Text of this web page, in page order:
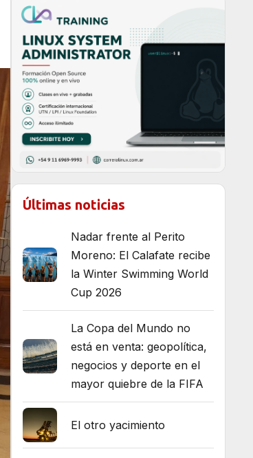
Últimas noticias
Nadar frente al Perito
Moreno: El Calafate recibe
la Winter Swimming World
Cup 2026
La Copa del Mundo no
está en venta: geopolítica,
negocios y deporte en el
mayor quiebre de la FIFA
El otro yacimiento